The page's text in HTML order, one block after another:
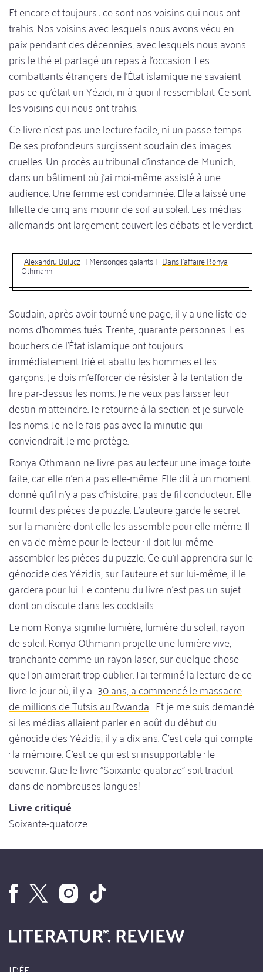
Et encore et toujours : ce sont nos voisins qui nous ont
trahis. Nos voisins avec lesquels nous avons vécu en
paix pendant des décennies, avec lesquels nous avons
pris le thé et partagé un repas à l'occasion. Les
combattants étrangers de l'État islamique ne savaient
pas ce qu'était un Yézidi, ni à quoi il ressemblait. Ce sont
les voisins qui nous ont trahis.
Ce livre n'est pas une lecture facile, ni un passe-temps.
De ses profondeurs surgissent soudain des images
cruelles. Un procès au tribunal d'instance de Munich,
dans un bâtiment où j'ai moi-même assisté à une
audience. Une femme est condamnée. Elle a laissé une
fillette de cinq ans mourir de soif au soleil. Les médias
allemands ont largement couvert les débats et le verdict.
Alexandru Bulucz | Mensonges galants | Dans l'affaire Ronya
Othmann
Soudain, après avoir tourné une page, il y a une liste de
noms d'hommes tués. Trente, quarante personnes. Les
bouchers de l'État islamique ont toujours
immédiatement trié et abattu les hommes et les
garçons. Je dois m'efforcer de résister à la tentation de
lire par-dessus les noms. Je ne veux pas laisser leur
destin m'atteindre. Je retourne à la section et je survole
les noms. Je ne le fais pas avec la minutie qui
conviendrait. Je me protège.
Ronya Othmann ne livre pas au lecteur une image toute
faite, car elle n'en a pas elle-même. Elle dit à un moment
donné qu'il n'y a pas d'histoire, pas de fil conducteur. Elle
fournit des pièces de puzzle. L'auteure garde le secret
sur la manière dont elle les assemble pour elle-même. Il
en va de même pour le lecteur : il doit lui-même
assembler les pièces du puzzle. Ce qu'il apprendra sur le
génocide des Yézidis, sur l'auteure et sur lui-même, il le
gardera pour lui. Le contenu du livre n'est pas un sujet
dont on discute dans les cocktails.
Le nom Ronya signifie lumière, lumière du soleil, rayon
de soleil. Ronya Othmann projette une lumière vive,
tranchante comme un rayon laser, sur quelque chose
que l'on aimerait trop oublier. J'ai terminé la lecture de ce
livre le jour où, il y a 30 ans, a commencé le massacre
de millions de Tutsis au Rwanda. Et je me suis demandé
si les médias allaient parler en août du début du
génocide des Yézidis, il y a dix ans. C'est cela qui compte
: la mémoire. C'est ce qui est si insupportable : le
souvenir. Que le livre "Soixante-quatorze" soit traduit
dans de nombreuses langues!
Livre critiqué
Soixante-quatorze